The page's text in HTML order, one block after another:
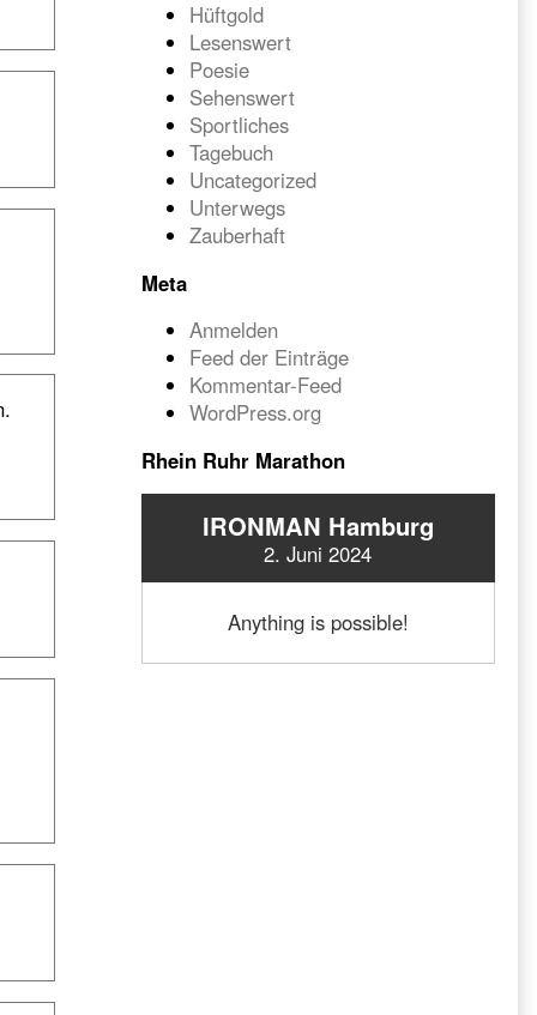
Hüftgold
Lesenswert
Poesie
Sehenswert
Sportliches
Tagebuch
Uncategorized
Unterwegs
Zauberhaft
Meta
Anmelden
Feed der Einträge
Kommentar-Feed
WordPress.org
Rhein Ruhr Marathon
IRONMAN Hamburg
2. Juni 2024
Anything is possible!